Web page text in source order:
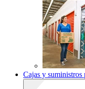
Cajas y suministros